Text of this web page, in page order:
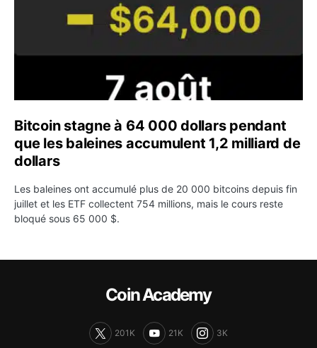
Bitcoin stagne à 64 000 dollars pendant
que les baleines accumulent 1,2 milliard de
dollars
Les baleines ont accumulé plus de 20 000 bitcoins depuis fin
juillet et les ETF collectent 754 millions, mais le cours reste
bloqué sous 65 000 $.
Coin Academy
201K 21K 3K